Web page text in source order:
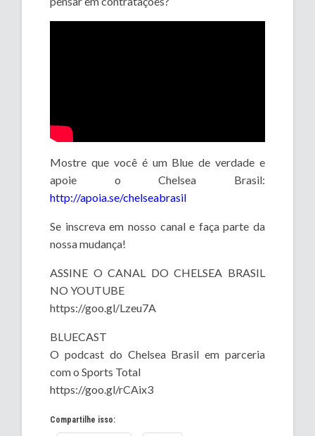
Mostre que você é um Blue de verdade e
apoie o Chelsea Brasil:
http://apoia.se/chelseabrasil
Se inscreva em nosso canal e faça parte da
nossa mudança!
ASSINE O CANAL DO CHELSEA BRASIL
NO YOUTUBE
https://goo.gl/Lzeu7A
BLUECAST
O podcast do Chelsea Brasil em parceria
com o Sports Total
https://goo.gl/rCAix3
Compartilhe isso: